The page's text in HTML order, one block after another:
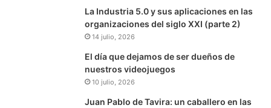
La Industria 5.0 y sus aplicaciones en las
organizaciones del siglo XXI (parte 2)
14 julio, 2026
El día que dejamos de ser dueños de
nuestros videojuegos
10 julio, 2026
Juan Pablo de Tavira: un caballero en las